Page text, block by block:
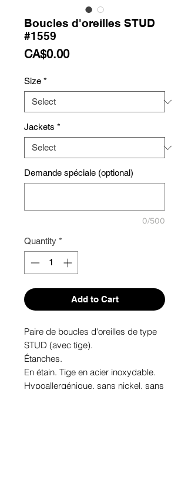
Boucles d'oreilles STUD
#1559
CA$0.00Price
Size *
Jackets *
Demande spéciale (optional)
0/500
Quantity *
Add to Cart
Paire de boucles d'oreilles de type
STUD (avec tige).
Étanches.
En étain. Tige en acier inoxydable.
Hypoallergénique, sans nickel, sans